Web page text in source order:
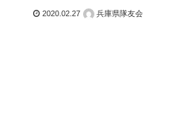
2020.02.27 兵庫県隊友会